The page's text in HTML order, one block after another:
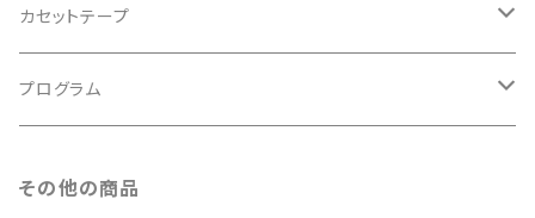
バロック
ルネサンス
古楽
古楽以外
カセットテープ
古楽
プログラム
その他の商品